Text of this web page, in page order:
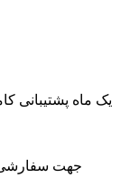
یک ماه پشتیبانی
جهت سفارشی